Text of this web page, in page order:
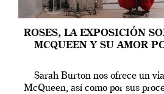
ROSES, LA EXPOSICIÓN
MCQUEEN Y SU AMOR
Sarah Burton nos ofrece un
McQueen, así como por sus